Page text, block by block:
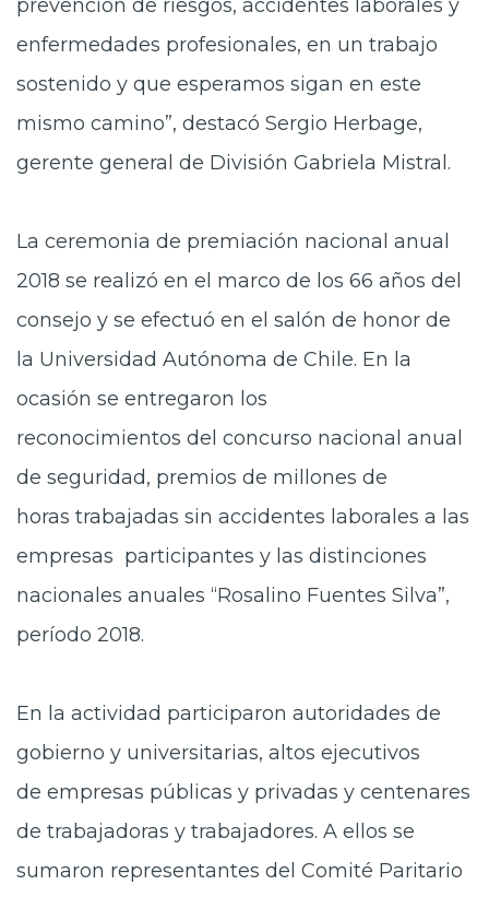
prevención de riesgos, accidentes laborales y
enfermedades profesionales, en un trabajo
sostenido y que esperamos sigan en este
mismo camino”, destacó Sergio Herbage,
gerente general de División Gabriela Mistral.
La ceremonia de premiación nacional anual
2018 se realizó en el marco de los 66 años del
consejo y se efectuó en el salón de honor de
la Universidad Autónoma de Chile. En la
ocasión se entregaron los
reconocimientos del concurso nacional anual
de seguridad, premios de millones de
horas trabajadas sin accidentes laborales a las
empresas participantes y las distinciones
nacionales anuales “Rosalino Fuentes Silva”,
período 2018.
En la actividad participaron autoridades de
gobierno y universitarias, altos ejecutivos
de empresas públicas y privadas y centenares
de trabajadoras y trabajadores. A ellos se
sumaron representantes del Comité Paritario